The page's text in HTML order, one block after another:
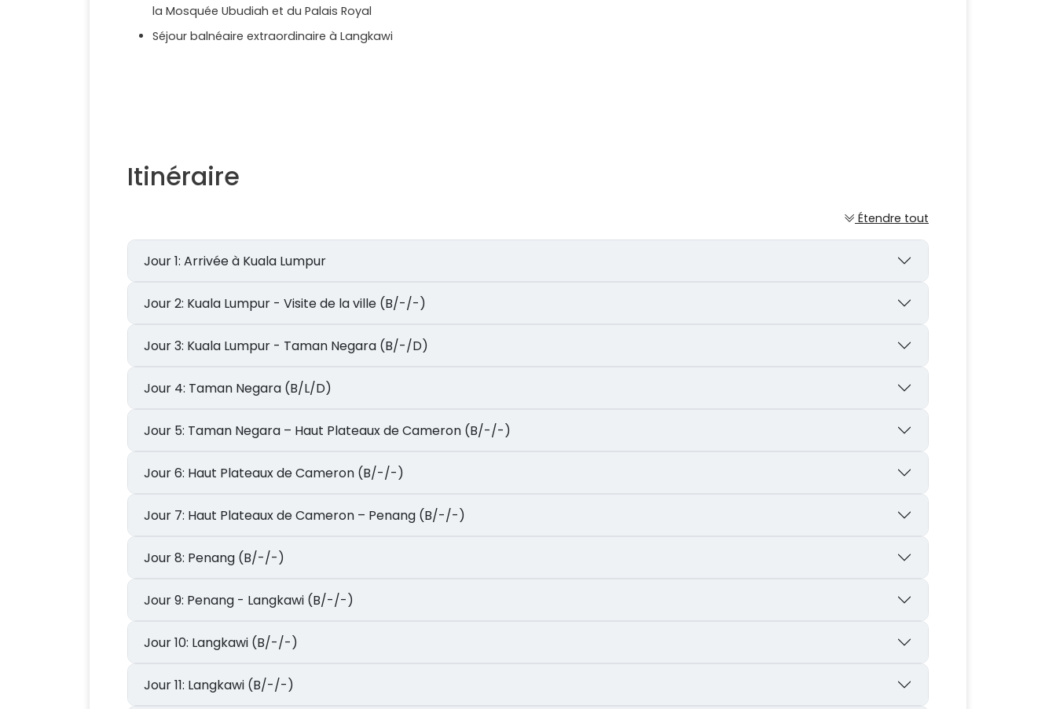
la Mosquée Ubudiah et du Palais Royal
Séjour balnéaire extraordinaire à Langkawi
Itinéraire
Étendre tout
Jour 1: Arrivée à Kuala Lumpur
Jour 2: Kuala Lumpur - Visite de la ville (B/-/-)
Jour 3: Kuala Lumpur - Taman Negara (B/-/D)
Jour 4: Taman Negara (B/L/D)
Jour 5: Taman Negara – Haut Plateaux de Cameron (B/-/-)
Jour 6: Haut Plateaux de Cameron (B/-/-)
Jour 7: Haut Plateaux de Cameron – Penang (B/-/-)
Jour 8: Penang (B/-/-)
Jour 9: Penang - Langkawi (B/-/-)
Jour 10: Langkawi (B/-/-)
Jour 11: Langkawi (B/-/-)